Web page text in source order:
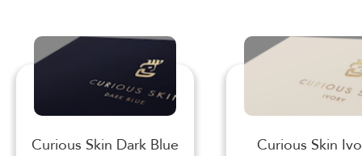
Curious Skin Dark Blue Curious Skin